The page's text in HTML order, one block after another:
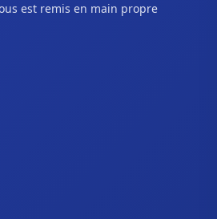
est remis en main propre